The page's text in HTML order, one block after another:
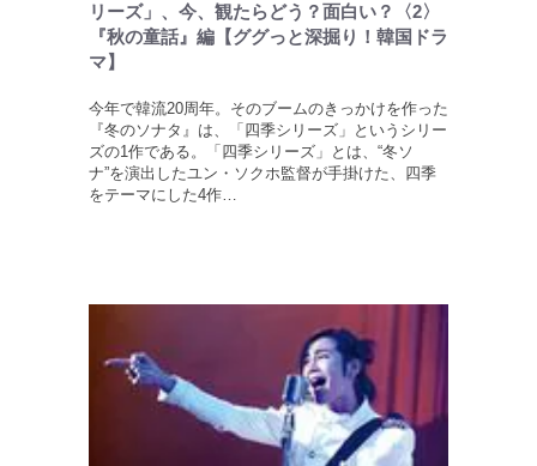
リーズ」、今、観たらどう？面白い？〈2〉
『秋の童話』編【ググっと深掘り！韓国ドラ
マ】
今年で韓流20周年。そのブームのきっかけを作った
『冬のソナタ』は、「四季シリーズ」というシリー
ズの1作である。「四季シリーズ」とは、“冬ソ
ナ”を演出したユン・ソクホ監督が手掛けた、四季
をテーマにした4作…